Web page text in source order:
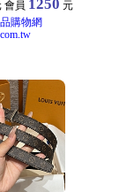
會員 1250 元
購物網